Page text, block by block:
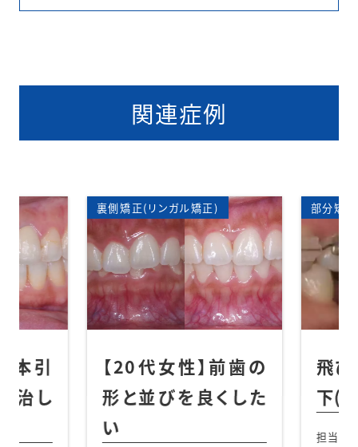
関連症例
本引
治し
ワイヤー矯正
矯正歯科
裏側矯正(リンガル矯正)
【20代女性】前歯の
形と並びを良くした
い
矯正歯科
表側矯
部分矯正
飛び
下(
担当医